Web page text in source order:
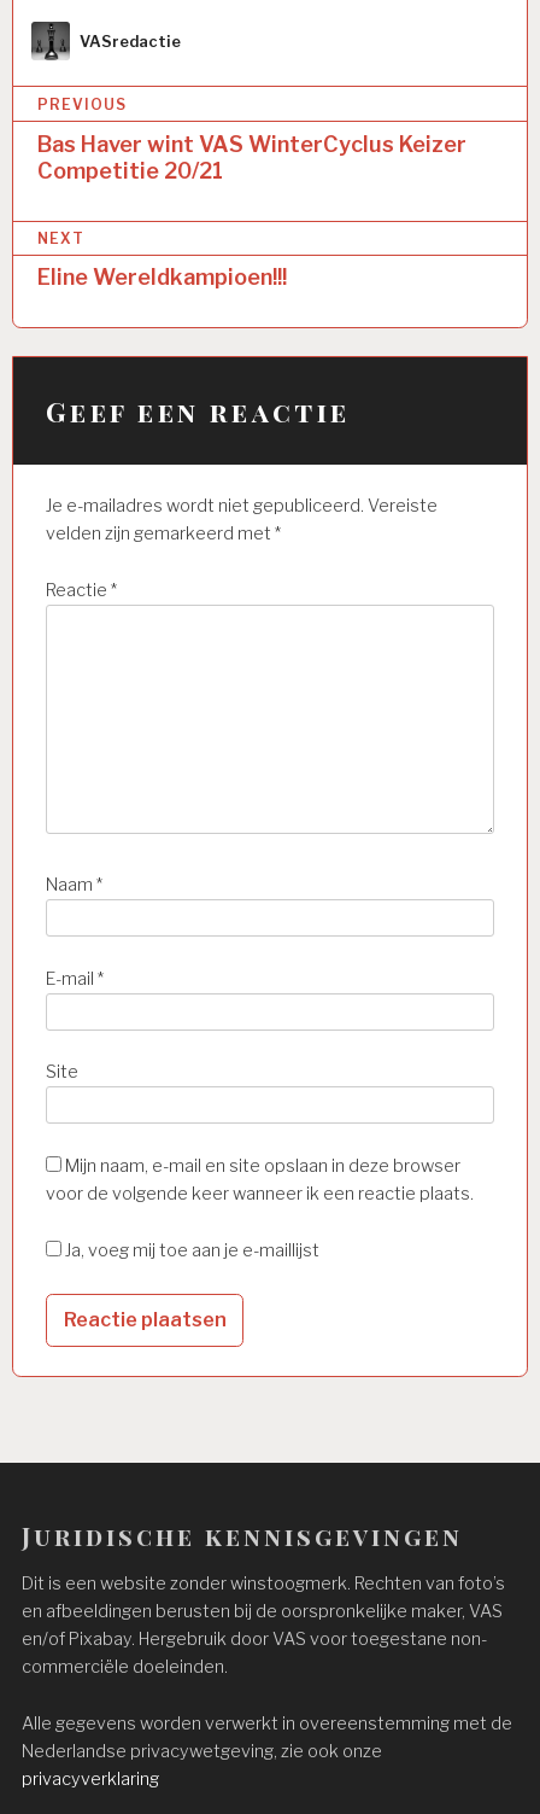
Author
VASredactie
Bericht
navigatie
PREVIOUS
Bas Haver wint VAS WinterCyclus Keizer
Competitie 20/21
NEXT
Eline Wereldkampioen!!!
Geef een reactie
Je e-mailadres wordt niet gepubliceerd. Vereiste
velden zijn gemarkeerd met *
Reactie *
Naam *
E-mail *
Site
Mijn naam, e-mail en site opslaan in deze browser
voor de volgende keer wanneer ik een reactie plaats.
Ja, voeg mij toe aan je e-maillijst
Juridische kennisgevingen
Dit is een website zonder winstoogmerk. Rechten van foto’s
en afbeeldingen berusten bij de oorspronkelijke maker, VAS
en/of Pixabay. Hergebruik door VAS voor toegestane non-
commerciële doeleinden.
Alle gegevens worden verwerkt in overeenstemming met de
Nederlandse privacywetgeving, zie ook onze
privacyverklaring